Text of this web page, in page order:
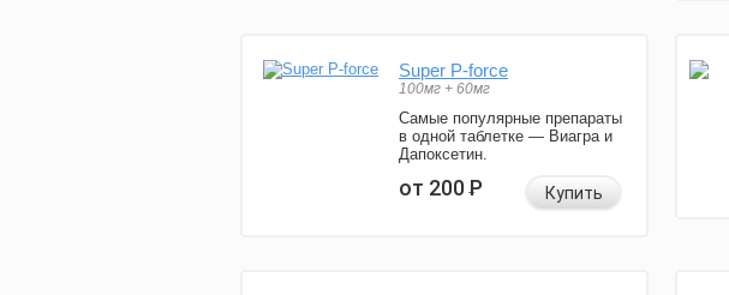
Super P-force
100мг + 60мг
Самые популярные препараты
в одной таблетке — Виагра и
Дапоксетин.
от 200Р Купить